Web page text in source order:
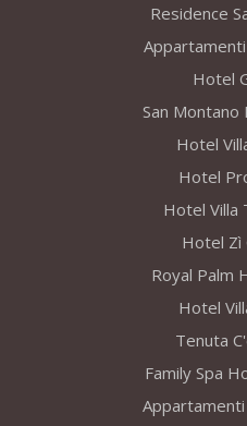
Residence
Hotel
San Montano
Hotel
Hotel
Hotel Villa
Hotel Zì
Royal Palm
Hotel
Tenuta
Family Spa